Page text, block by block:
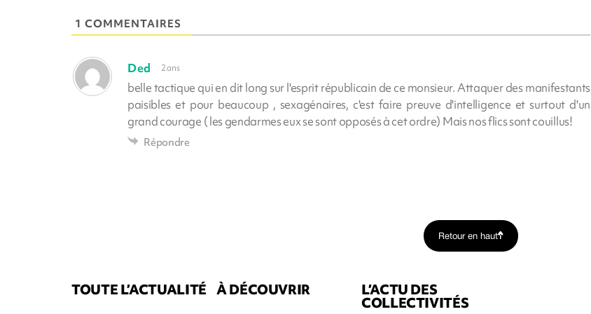
1 COMMENTAIRES
Ded 2 ans
belle tactique qui en dit long sur l'esprit républicain de ce monsieur. Attaquer des manifestants
paisibles et pour beaucoup , sexagénaires, c'est faire preuve d'intelligence et surtout d'un
grand courage ( les gendarmes eux se sont opposés à cet ordre) Mais nos flics sont couillus!
Répondre
Retour en haut
TOUTE L’ACTUALITÉ À DÉCOUVRIR L’ACTU DES
COLLECTIVITÉS